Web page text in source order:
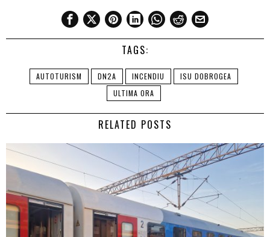
TAGS:
AUTOTURISM DN2A INCENDIU
ISU DOBROGEA
ULTIMA ORA
RELATED POSTS